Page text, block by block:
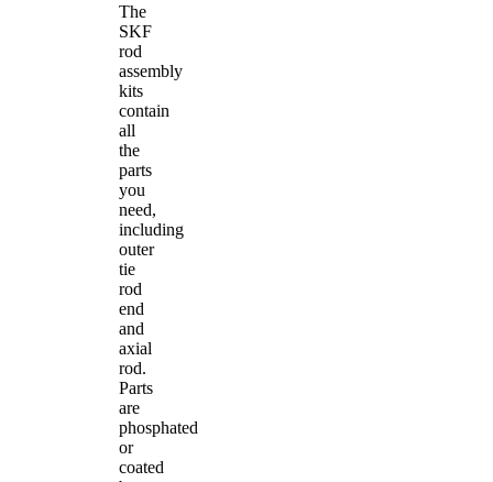
The
SKF
rod
assembly
kits
contain
all
the
parts
you
need,
including
outer
tie
rod
end
and
axial
rod.
Parts
are
phosphated
or
coated